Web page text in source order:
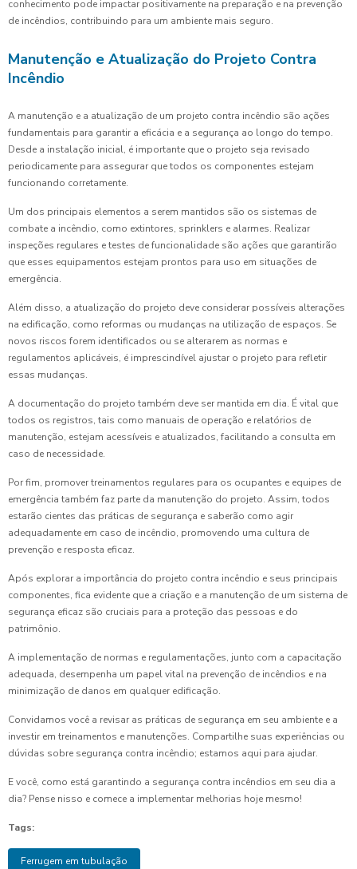
conhecimento pode impactar positivamente na preparação e na prevenção
de incêndios, contribuindo para um ambiente mais seguro.
Manutenção e Atualização do Projeto Contra
Incêndio
A manutenção e a atualização de um projeto contra incêndio são ações
fundamentais para garantir a eficácia e a segurança ao longo do tempo.
Desde a instalação inicial, é importante que o projeto seja revisado
periodicamente para assegurar que todos os componentes estejam
funcionando corretamente.
Um dos principais elementos a serem mantidos são os sistemas de
combate a incêndio, como extintores, sprinklers e alarmes. Realizar
inspeções regulares e testes de funcionalidade são ações que garantirão
que esses equipamentos estejam prontos para uso em situações de
emergência.
Além disso, a atualização do projeto deve considerar possíveis alterações
na edificação, como reformas ou mudanças na utilização de espaços. Se
novos riscos forem identificados ou se alterarem as normas e
regulamentos aplicáveis, é imprescindível ajustar o projeto para refletir
essas mudanças.
A documentação do projeto também deve ser mantida em dia. É vital que
todos os registros, tais como manuais de operação e relatórios de
manutenção, estejam acessíveis e atualizados, facilitando a consulta em
caso de necessidade.
Por fim, promover treinamentos regulares para os ocupantes e equipes de
emergência também faz parte da manutenção do projeto. Assim, todos
estarão cientes das práticas de segurança e saberão como agir
adequadamente em caso de incêndio, promovendo uma cultura de
prevenção e resposta eficaz.
Após explorar a importância do projeto contra incêndio e seus principais
componentes, fica evidente que a criação e a manutenção de um sistema de
segurança eficaz são cruciais para a proteção das pessoas e do
patrimônio.
A implementação de normas e regulamentações, junto com a capacitação
adequada, desempenha um papel vital na prevenção de incêndios e na
minimização de danos em qualquer edificação.
Convidamos você a revisar as práticas de segurança em seu ambiente e a
investir em treinamentos e manutenções. Compartilhe suas experiências ou
dúvidas sobre segurança contra incêndio; estamos aqui para ajudar.
E você, como está garantindo a segurança contra incêndios em seu dia a
dia? Pense nisso e comece a implementar melhorias hoje mesmo!
Tags:
Ferrugem em tubulação